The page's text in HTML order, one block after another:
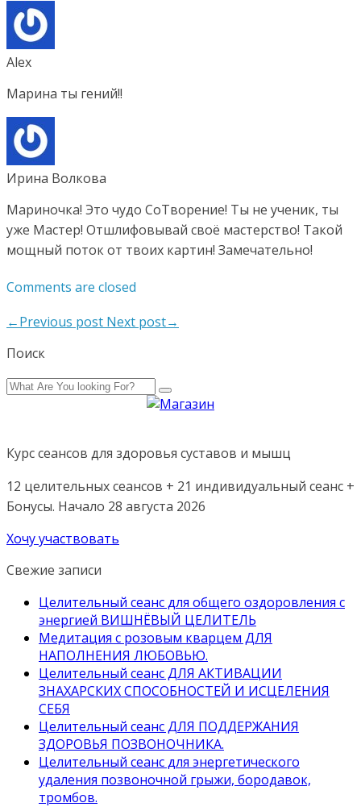
Alex
Марина ты гений!!
Ирина Волкова
Мариночка! Это чудо СоТворение! Ты не ученик, ты
уже Мастер! Отшлифовывай своё мастерство! Такой
мощный поток от твоих картин! Замечательно!
Comments are closed
←Previous post Next post→
Поиск
Курс сеансов для здоровья суставов и мышц
12 целительных сеансов + 21 индивидуальный сеанс +
Бонусы. Начало 28 августа 2026
Хочу участвовать
Свежие записи
Целительный сеанс для общего оздоровления с
энергией ВИШНЁВЫЙ ЦЕЛИТЕЛЬ
Медитация с розовым кварцем ДЛЯ
НАПОЛНЕНИЯ ЛЮБОВЬЮ.
Целительный сеанс ДЛЯ АКТИВАЦИИ
ЗНАХАРСКИХ СПОСОБНОСТЕЙ И ИСЦЕЛЕНИЯ
СЕБЯ
Целительный сеанс ДЛЯ ПОДДЕРЖАНИЯ
ЗДОРОВЬЯ ПОЗВОНОЧНИКА.
Целительный сеанс для энергетического
удаления позвоночной грыжи, бородавок,
тромбов.